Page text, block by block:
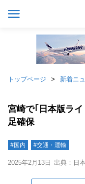
トップページ 新着ニ
宮崎で｢日本版ラ
足確保
#国内 #交通・運輸
2025年2月13日 出典：日